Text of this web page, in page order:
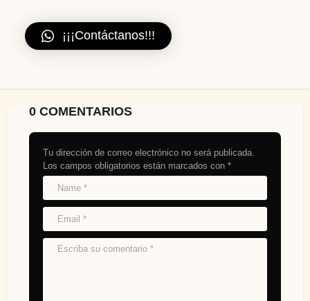
¡¡¡Contáctanos!!!
0 COMENTARIOS
Tu dirección de correo electrónico no será publicada.
Los campos obligatorios están marcados con *